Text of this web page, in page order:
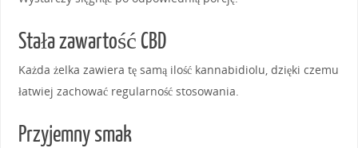
Stała zawartość CBD
Każda żelka zawiera tę samą ilość kannabidiolu, dzięki czemu
łatwiej zachować regularność stosowania.
Przyjemny smak